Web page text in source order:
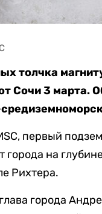
толчка
Сочи 3 марта.
первый
города на
Рихтера.
глава города